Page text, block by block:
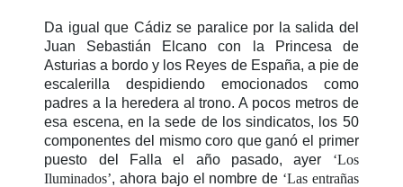
Da igual que Cádiz se paralice por la salida del
Juan Sebastián Elcano con la Princesa de
Asturias a bordo y los Reyes de España, a pie de
escalerilla despidiendo emocionados como
padres a la heredera al trono. A pocos metros de
esa escena, en la sede de los sindicatos, los 50
componentes del mismo coro que ganó el primer
puesto del Falla el año pasado, ayer ‘Los
Iluminados’, ahora bajo el nombre de ‘Las entrañas